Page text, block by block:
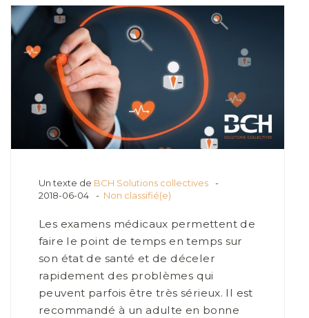
Un texte de BCH Solutions collectives
2018-06-04
Non classifié(e)
Les examens médicaux permettent de
faire le point de temps en temps sur
son état de santé et de déceler
rapidement des problèmes qui
peuvent parfois être très sérieux. Il est
recommandé à un adulte en bonne